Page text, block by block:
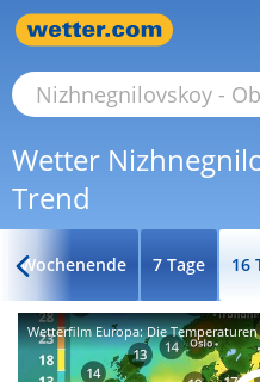
Wetter
Trend
Wochenende 7 Tage 16
Wetterfilm Europa: Die